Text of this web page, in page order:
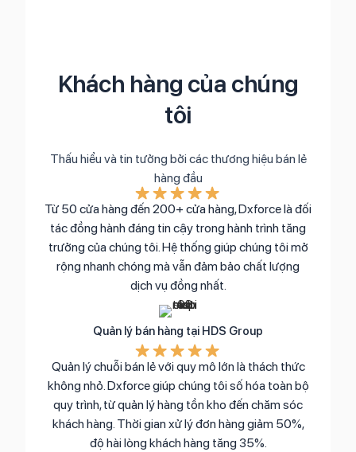
Khách hàng của chúng
tôi
Thấu hiểu và tin tưởng bởi các thương hiệu bán lẻ
hàng đầu
★★★★★
Từ 50 cửa hàng đến 200+ cửa hàng, Dxforce là đối
tác đồng hành đáng tin cậy trong hành trình tăng
trưởng của chúng tôi. Hệ thống giúp chúng tôi mở
rộng nhanh chóng mà vẫn đảm bảo chất lượng
dịch vụ đồng nhất.
Quản lý bán hàng tại HDS Group
★★★★★
Quản lý chuỗi bán lẻ với quy mô lớn là thách thức
không nhỏ. Dxforce giúp chúng tôi số hóa toàn bộ
quy trình, từ quản lý hàng tồn kho đến chăm sóc
khách hàng. Thời gian xử lý đơn hàng giảm 50%,
độ hài lòng khách hàng tăng 35%.